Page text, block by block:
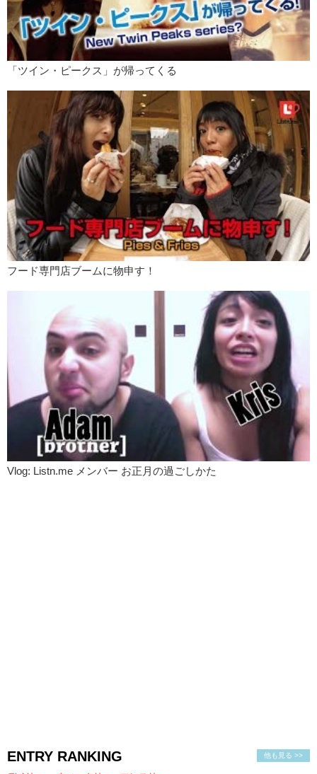
「ツイン・ピークス」が帰ってくる
フード専門店ブームに物申す！
Vlog: Listn.me メンバー お正月の過ごしかた
他も見る >>
ENTRY RANKING